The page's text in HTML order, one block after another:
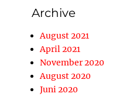
Archive
August 2021
April 2021
November 2020
August 2020
Juni 2020